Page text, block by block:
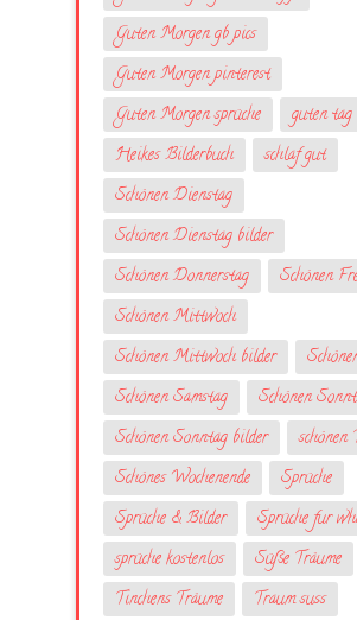
Guten Morgen gb pics
Guten Morgen pinterest
Guten Morgen sprüche
guten tag
Heikes Bilderbuch
schlaf gut
Schönen Dienstag
Schönen Dienstag bilder
Schönen Donnerstag
Schönen
Schönen Mittwoch
Schönen Mittwoch bilder
Schönen Samstag
Schönen
Schönen Sonntag bilder
schönen
Schönes Wochenende
Sprüche
Sprüche & Bilder
Sprüche fur
sprüche kostenlos
Süße Träume
Tinchens Träume
Traum suss